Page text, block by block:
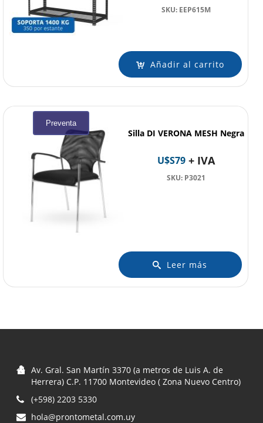
SKU: EEP615M
Añadir al carrito
Silla DI VERONA MESH Negra
Preventa
U$S79+ IVA
SKU: P3021
Leer más
Av. Gral. San Martín 3370 (a metros de Luis A. de
Herrera) C.P. 11700 Montevideo ( Zona Nuevo Centro)
(+598) 2203 5330
hola@prontometal.com.uy